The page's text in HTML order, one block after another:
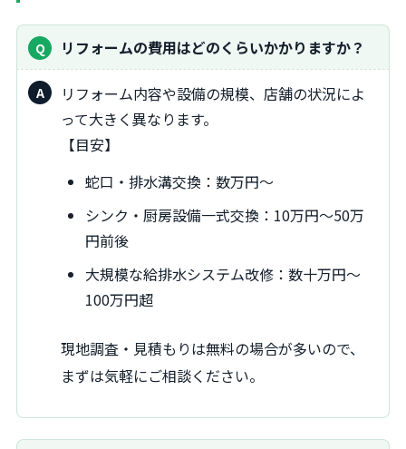
リフォームの費用はどのくらいかかりますか？
リフォーム内容や設備の規模、店舗の状況によ
って大きく異なります。
【目安】
蛇口・排水溝交換：数万円～
シンク・厨房設備一式交換：10万円～50万
円前後
大規模な給排水システム改修：数十万円～
100万円超
現地調査・見積もりは無料の場合が多いので、
まずは気軽にご相談ください。